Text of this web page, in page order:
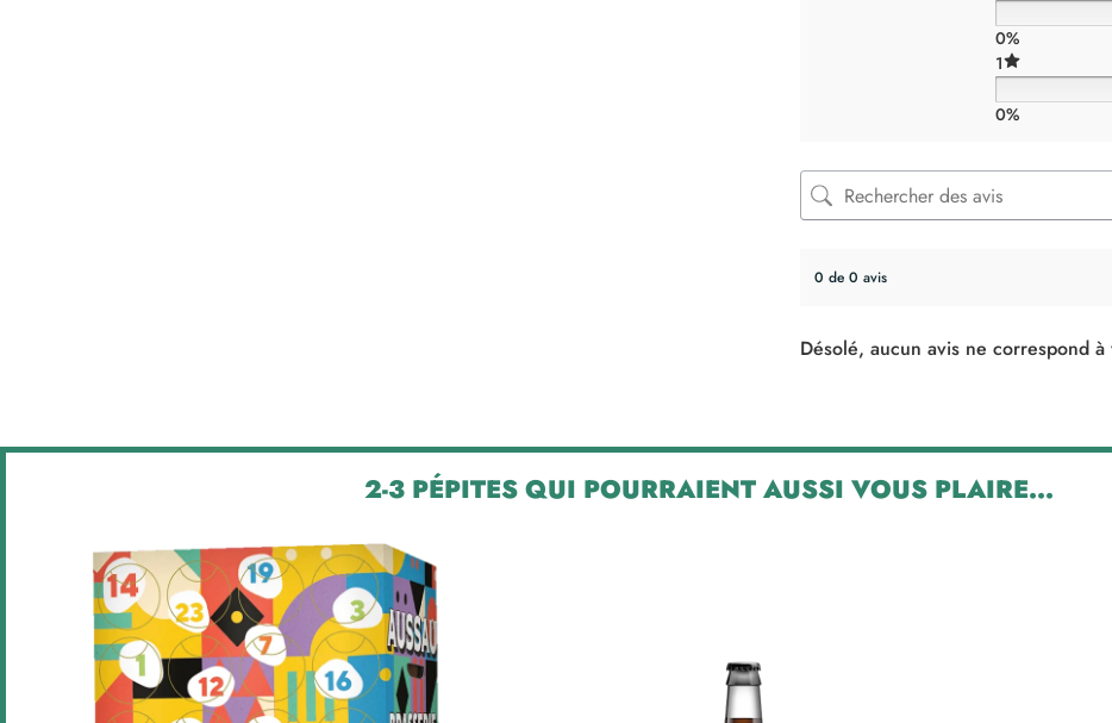
0%
1
0%
0 de 0 avis
Désolé, aucun avis ne correspond
2-3 PÉPITES QUI POURRAIENT AUSSI VOUS PLAIRE...